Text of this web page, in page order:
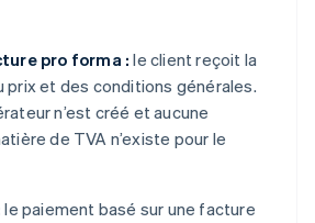
pro forma :le client reçoit la
prix et des conditions générales.
n’est créé et aucune
de TVA n’existe pour le
le paiement basé sur une facture